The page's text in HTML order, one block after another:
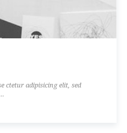
ctetur adipisicing elit, sed
ut...